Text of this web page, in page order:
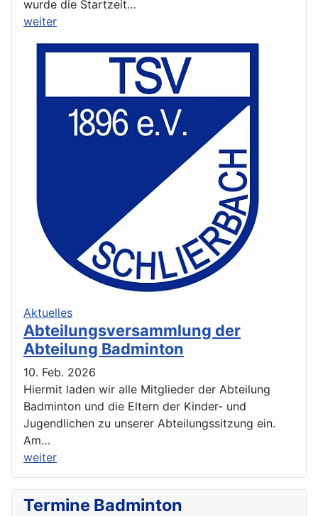
Termine Badminton
wurde die Startzeit…
weiter
Aktuelles
Abteilungsversammlung der
Abteilung Badminton
10. Feb. 2026
Hiermit laden wir alle Mitglieder der Abteilung
Badminton und die Eltern der Kinder- und
Jugendlichen zu unserer Abteilungssitzung ein.
Am…
weiter